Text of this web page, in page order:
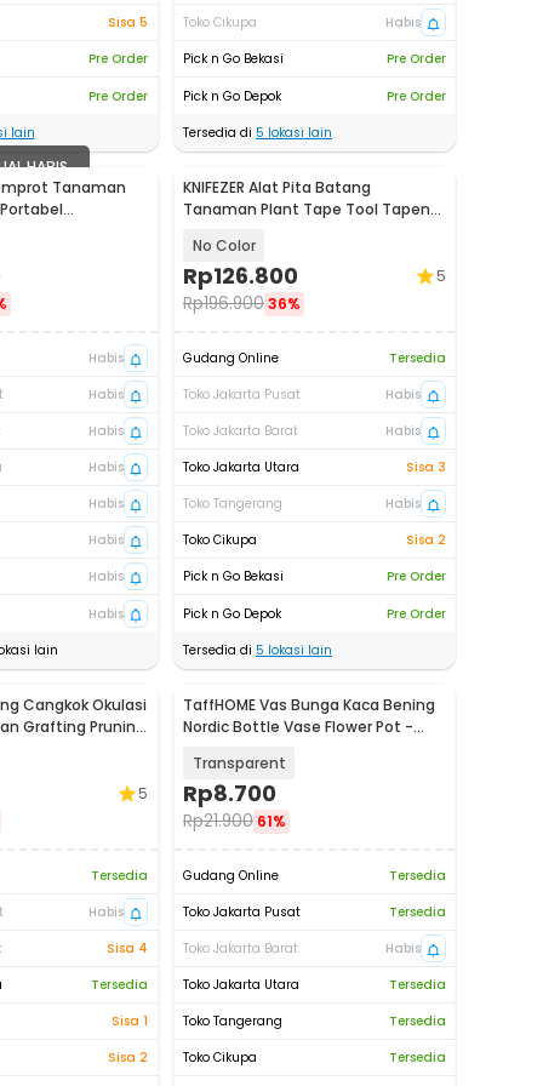
Sisa 5
Pre Order
Pre Order
lain
Toko Cikupa
Habis
Pick n Go Bekasi
Pre Order
Pick n Go Depok
Pre Order
Tersedia di 5 lokasi lain
HABIS
Tanaman
Habis
Habis
Habis
Habis
Habis
Habis
Habis
Habis
lain
KNIFEZER Alat Pita Batang
Tanaman Plant Tape Tool Tapener
No Color
Rp126.800
Rp196.90036%
5
Gudang Online
Tersedia
Toko Jakarta Pusat
Habis
Toko Jakarta Barat
Habis
Toko Jakarta Utara
Sisa 3
Toko Tangerang
Habis
Toko Cikupa
Sisa 2
Pick n Go Bekasi
Pre Order
Pick n Go Depok
Pre Order
Tersedia di 5 lokasi lain
Cangkok Okulasi
Grafting Pruning
5
Tersedia
Habis
Sisa 4
Tersedia
Sisa 1
Sisa 2
TaffHOME Vas Bunga Kaca Bening
Nordic Bottle Vase Flower Pot -
Transparent
Rp8.700
Rp21.900 61%
Gudang Online
Tersedia
Toko Jakarta Pusat
Tersedia
Toko Jakarta Barat
Habis
Toko Jakarta Utara
Tersedia
Toko Tangerang
Tersedia
Toko Cikupa
Tersedia